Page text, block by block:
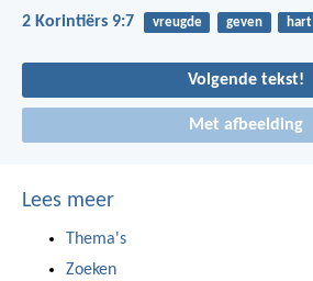
2 Korintiërs 9:7 vreugde geven hart
Volgende tekst!
Met afbeelding
Lees meer
Thema's
Zoeken